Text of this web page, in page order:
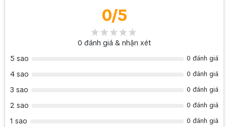
Công suất định
mức
Điện áp vào
Bước sóng suy
0/5
0 đánh giá & nhận xét
5 sao
0 đánh giá
4 sao 0 đánh giá
3 sao 0 đánh giá
2 sao 0 đánh giá
1 sao 0 đánh giá